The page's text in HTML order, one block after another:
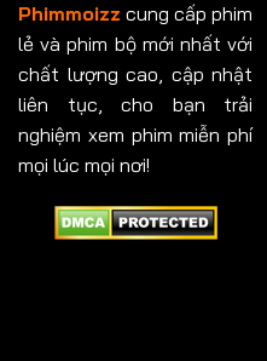
Phimmoizz cung cấp phim
lẻ và phim bộ mới nhất với
chất lượng cao, cập nhật
liên tục, cho bạn trải
nghiệm xem phim miễn phí
mọi lúc mọi nơi!